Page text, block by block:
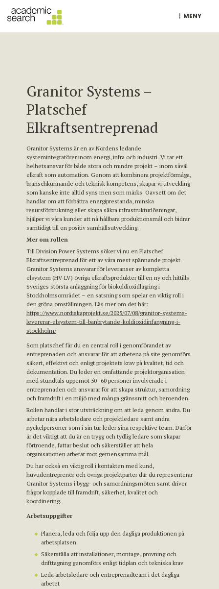
MENY
Granitor Systems –
Platschef
Elkraftsentreprenad
Granitor Systems är en av Nordens ledande
systemintegratörer inom energi, infra och industri. Vi tar ett
helhetsansvar för både stora och mindre projekt – inom såväl
elkraft som automation. Genom att kombinera projektförmåga,
branschkunnande och teknisk kompetens, skapar vi utveckling
som kanske inte alltid syns men som märks. Oavsett om det
handlar om att förbättra energiprestanda, minska
resursförbrukning eller skapa säkra infrastrukturlösningar,
hjälper vi våra kunder att nå hållbara produktionsmål och bidrar
samtidigt till en positiv samhällsutveckling.
Mer om rollen
Till Division Power Systems söker vi nu en Platschef
Elkraftsentreprenad för ett av våra mest spännande projekt.
Granitor Systems ansvarar för leveranser av kompletta
elsystem (HV-LV) övriga elkraftsprodukter till en ny och hittills
Sveriges största anläggning för biokoldioxidlagring i
Stockholmsområdet – en satsning som spelar en viktig roll i
den gröna omställningen. Läs mer om det här:
https://www.nordiskaprojekt.se/2025/07/08/granitor-systems-
levererar-elsystem-till-banbrytande-koldioxidinfangning-i-
stockholm/
Som platschef får du en central roll i genomförandet av
entreprenaden och ansvarar för att arbetena på site genomförs
säkert, effektivt och enligt projektets krav på kvalitet, tid och
dokumentation. Du leder en omfattande projektorganisation
med stundtals uppemot 50–60 personer involverade i
entreprenaden och ansvarar för att skapa struktur, samordning
och framdrift i en miljö med många gränssnitt och beroenden.
Rollen handlar i stor utsträckning om att leda genom andra. Du
arbetar nära arbetsledare och projektledare samt andra
nyckelpersoner som i sin tur leder sina respektive team. Därför
är det viktigt att du är en trygg och tydlig ledare som skapar
förtroende, fattar beslut och säkerställer att hela
organisationen arbetar mot gemensamma mål.
Du har också en viktig roll i kontakten med kund,
huvudentreprenör och övriga projektparter där du representerar
Granitor Systems i bygg- och samordningsmöten samt driver
frågor kopplade till framdrift, säkerhet, kvalitet och
koordinering.
Arbetsuppgifter
Planera, leda och följa upp den dagliga produktionen på
arbetsplatsen
Säkerställa att installationer, montage, provning och
drifttagning genomförs enligt tidplan och tekniska krav
Leda arbetsledare och entreprenadteam i det dagliga
arbetet